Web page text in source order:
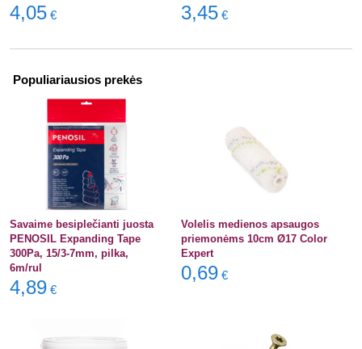
4,05 € 3,45 €
Populiariausios prekės
Savaime besiplečianti juosta
PENOSIL Expanding Tape
300Pa, 15/3-7mm, pilka,
6m/rul
4,89 €
Volelis medienos apsaugos
priemonėms 10cm Ø17 Color
Expert
0,69 €